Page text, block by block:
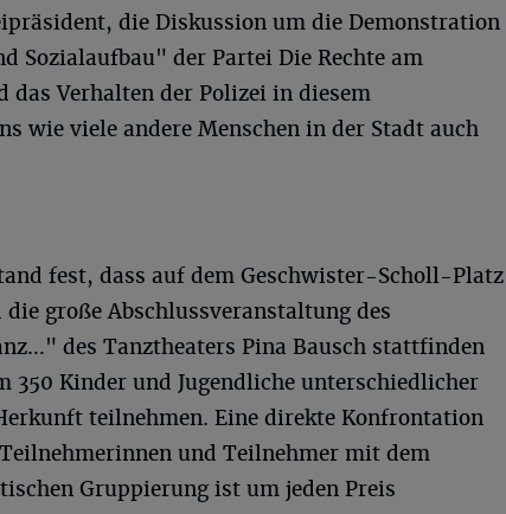
die Diskussion um die Demonstration
Sozialaufbau" der Partei Die Rechte am
das Verhalten der Polizei in diesem
wie viele andere Menschen in der Stadt auch
fest, dass auf dem Geschwister-Scholl-Platz
die große Abschlussveranstaltung des
des Tanztheaters Pina Bausch stattfinden
350 Kinder und Jugendliche unterschiedlicher
teilnehmen. Eine direkte Konfrontation
und Teilnehmer mit dem
Gruppierung ist um jeden Preis